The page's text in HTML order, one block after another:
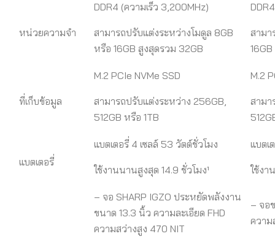
หน่วยความจำ
DDR4 (ความเร็ว 3,200MHz)
สามารถปรับแต่งระหว่างโมดูล 8GB
หรือ 16GB สูงสุดรวม 32GB
สามา
ที่เก็บข้อมูล
M.2 PCIe NVMe SSD
สามารถปรับแต่งระหว่าง 256GB,
512GB หรือ 1TB
M.2
สามา
แบตเตอรี่
แบตเตอรี่ 4 เซลล์ 53 วัตต์ชั่วโมง
ใช้งานนานสูงสุด 14.9 ชั่วโมง¹
แบตเ
ใช้งา
– จอ SHARP IGZO ประหยัดพลังงาน
ขนาด 13.3 นิ้ว ความละเอียด FHD
ความสว่างสูง 470 NIT
– จอ
ความ